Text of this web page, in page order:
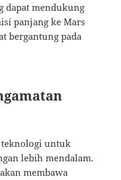
dapat mendukung
panjang ke Mars
bergantung pada
teknologi untuk
lebih mendalam.
membawa